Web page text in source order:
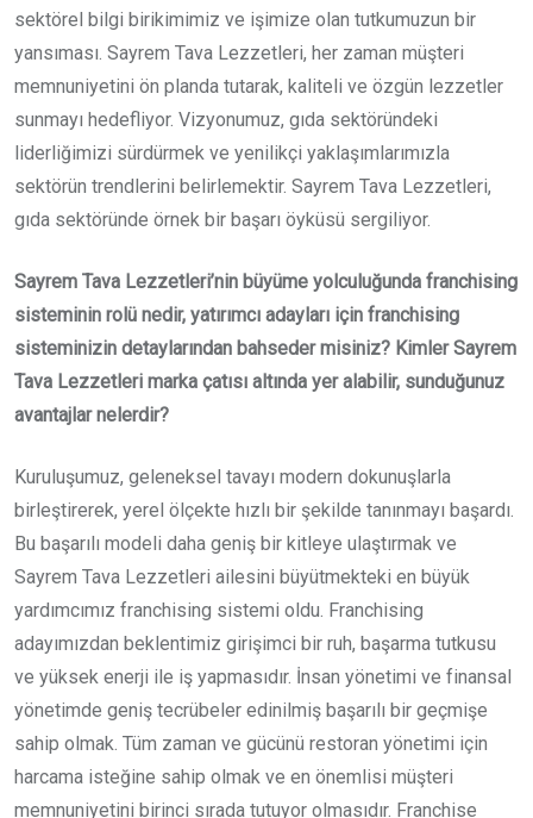
sektörel bilgi birikimimiz ve işimize olan tutkumuzun bir
yansıması. Sayrem Tava Lezzetleri, her zaman müşteri
memnuniyetini ön planda tutarak, kaliteli ve özgün lezzetler
sunmayı hedefliyor. Vizyonumuz, gıda sektöründeki
liderliğimizi sürdürmek ve yenilikçi yaklaşımlarımızla
sektörün trendlerini belirlemektir. Sayrem Tava Lezzetleri,
gıda sektöründe örnek bir başarı öyküsü sergiliyor.
Sayrem Tava Lezzetleri’nin büyüme yolculuğunda franchising
sisteminin rolü nedir, yatırımcı adayları için franchising
sisteminizin detaylarından bahseder misiniz? Kimler Sayrem
Tava Lezzetleri marka çatısı altında yer alabilir, sunduğunuz
avantajlar nelerdir?
Kuruluşumuz, geleneksel tavayı modern dokunuşlarla
birleştirerek, yerel ölçekte hızlı bir şekilde tanınmayı başardı.
Bu başarılı modeli daha geniş bir kitleye ulaştırmak ve
Sayrem Tava Lezzetleri ailesini büyütmekteki en büyük
yardımcımız franchising sistemi oldu. Franchising
adayımızdan beklentimiz girişimci bir ruh, başarma tutkusu
ve yüksek enerji ile iş yapmasıdır. İnsan yönetimi ve finansal
yönetimde geniş tecrübeler edinilmiş başarılı bir geçmişe
sahip olmak. Tüm zaman ve gücünü restoran yönetimi için
harcama isteğine sahip olmak ve en önemlisi müşteri
memnuniyetini birinci sırada tutuyor olmasıdır. Franchise